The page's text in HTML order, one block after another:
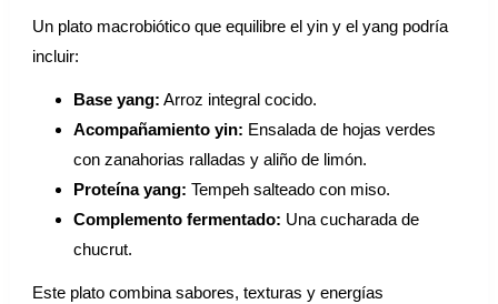
Un plato macrobiótico que equilibre el yin y el yang podría
incluir:
Base yang: Arroz integral cocido.
Acompañamiento yin: Ensalada de hojas verdes
con zanahorias ralladas y aliño de limón.
Proteína yang: Tempeh salteado con miso.
Complemento fermentado: Una cucharada de
chucrut.
Este plato combina sabores, texturas y energías